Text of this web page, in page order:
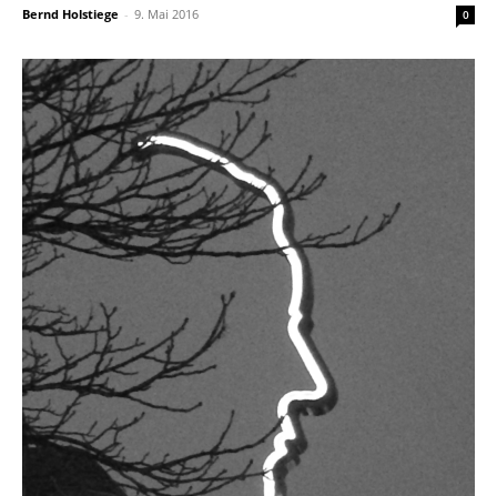
Bernd Holstiege - 9. Mai 2016 0